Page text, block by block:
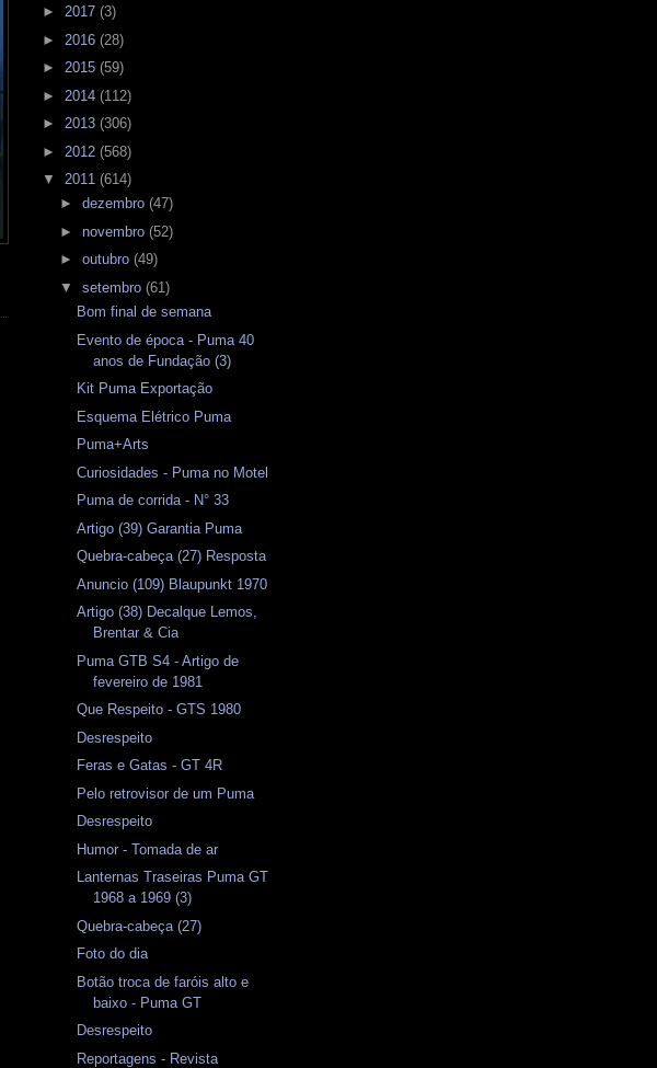
► 2017 (3)
► 2016 (28)
► 2015 (59)
► 2014 (112)
► 2013 (306)
► 2012 (568)
▼ 2011 (614)
► dezembro (47)
► novembro (52)
► outubro (49)
▼ setembro (61)
Bom final de semana
Evento de época - Puma 40
anos de Fundação (3)
Kit Puma Exportação
Esquema Elétrico Puma
Puma+Arts
Curiosidades - Puma no Motel
Puma de corrida - N° 33
Artigo (39) Garantia Puma
Quebra-cabeça (27) Resposta
Anuncio (109) Blaupunkt 1970
Artigo (38) Decalque Lemos,
Brentar & Cia
Puma GTB S4 - Artigo de
fevereiro de 1981
Que Respeito - GTS 1980
Desrespeito
Feras e Gatas - GT 4R
Pelo retrovisor de um Puma
Desrespeito
Humor - Tomada de ar
Lanternas Traseiras Puma GT
1968 a 1969 (3)
Quebra-cabeça (27)
Foto do dia
Botão troca de faróis alto e
baixo - Puma GT
Desrespeito
Reportagens - Revista